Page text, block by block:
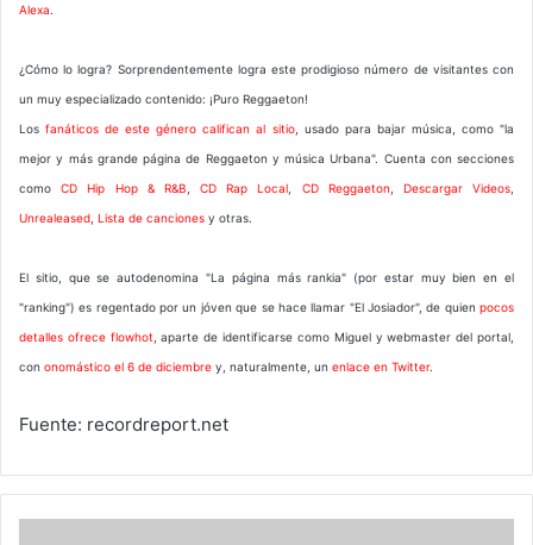
Alexa
¿Cómo lo logra? Sorprendentemente logra este prodigioso número de visitantes con
un muy especializado contenido: ¡Puro Reggaeton!
Losfanáticos de este género califican al sitio, usado para bajar música, como "la
mejor y más grande página de Reggaeton y música Urbana". Cuenta con secciones
comoCD Hip Hop & R&B ,CD Rap Local CD Reggaeton Descargar Videos
Unrealeased Lista de canciones y otras.
El sitio, que se autodenomina "La página más rankia" (por estar muy bien en el
"ranking") es regentado por un jóven que se hace llamar "El Josiador", de quien pocos
detalles ofrece flowhot , aparte de identificarse como Miguel y webmaster del portal,
con onomástico el 6 de diciembre y, naturalmente, un enlace en Twitter.
Fuente: recordreport.net